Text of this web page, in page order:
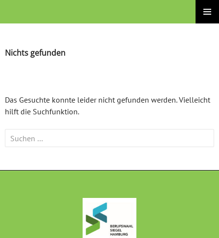
Nichts gefunden
Das Gesuchte konnte leider nicht gefunden werden. Vielleicht
hilft die Suchfunktion.
Suchen
nach: